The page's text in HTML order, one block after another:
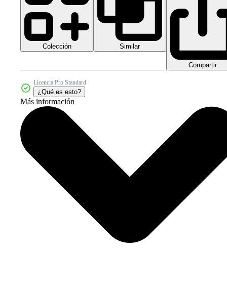
Colección Similar
Compartir
Licencia Pro Standard
¿Qué es esto?
Más información